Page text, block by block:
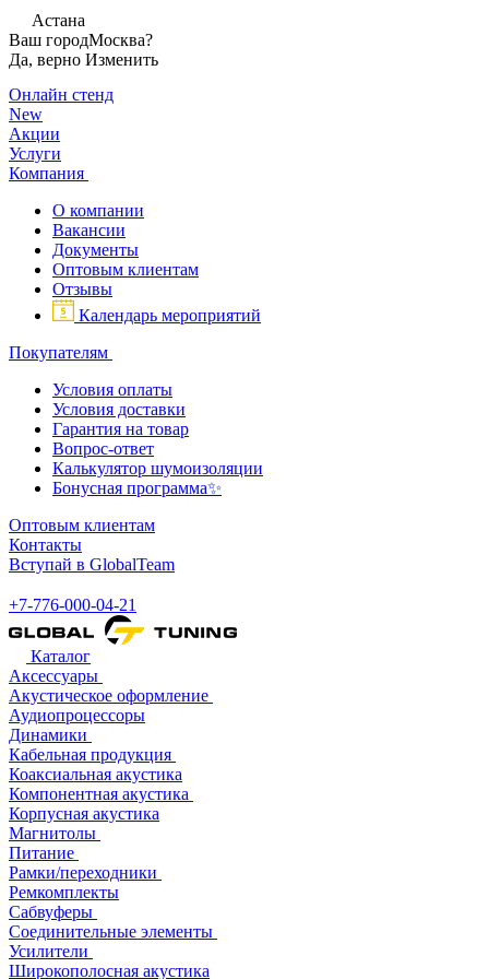
Астана
Ваш городМосква?
Да, верно Изменить
Онлайн стенд
New
Акции
Услуги
Компания
О компании
Вакансии
Документы
Оптовым клиентам
Отзывы
Календарь мероприятий
Покупателям
Условия оплаты
Условия доставки
Гарантия на товар
Вопрос-ответ
Калькулятор шумоизоляции
Бонусная программа✨
Оптовым клиентам
Контакты
Вступай в GlobalTeam
+7-776-000-04-21
Каталог
Аксессуары
Акустическое оформление
Аудиопроцессоры
Динамики
Кабельная продукция
Коаксиальная акустика
Компонентная акустика
Корпусная акустика
Магнитолы
Питание
Рамки/переходники
Ремкомплекты
Сабвуферы
Соединительные элементы
Усилители
Широкополосная акустика